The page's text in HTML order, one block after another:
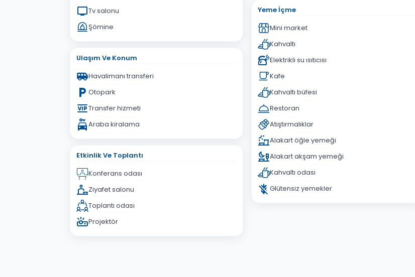
Tv salonu
Şömine
Ulaşım Ve Konum
Havalimanı transferi
Otopark
Transfer hizmeti
Araba kiralama
Etkinlik Ve Toplantı
Konferans odası
Ziyafet salonu
Toplantı odası
Projektör
Yeme İçme
Mini market
Kahvaltı
Elektrikli su ısıtıcısı
Kafe
Kahvaltı büfesi
Restoran
Atıştırmalıklar
Alakart öğle yemeği
Alakart akşam yemeği
Kahvaltı odası
Glütensiz yemekler